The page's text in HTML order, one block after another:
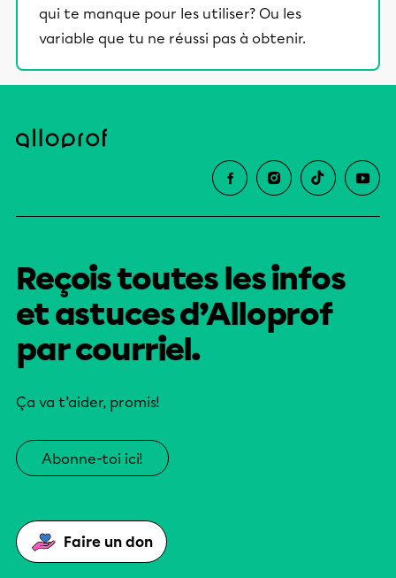
qui te manque pour les utiliser? Ou les
variable que tu ne réussi pas à obtenir.
Reçois toutes les infos
et astuces d’Alloprof
par courriel.
Ça va t’aider, promis!
Abonne-toi ici!
Faire un don